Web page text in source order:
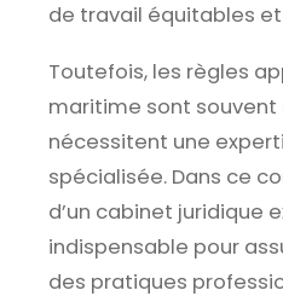
de travail équitables
Toutefois, les règles
maritime sont
nécessitent une
spécialisée. Dans ce
d’un cabinet juridique
indispensable pour
des pratiques